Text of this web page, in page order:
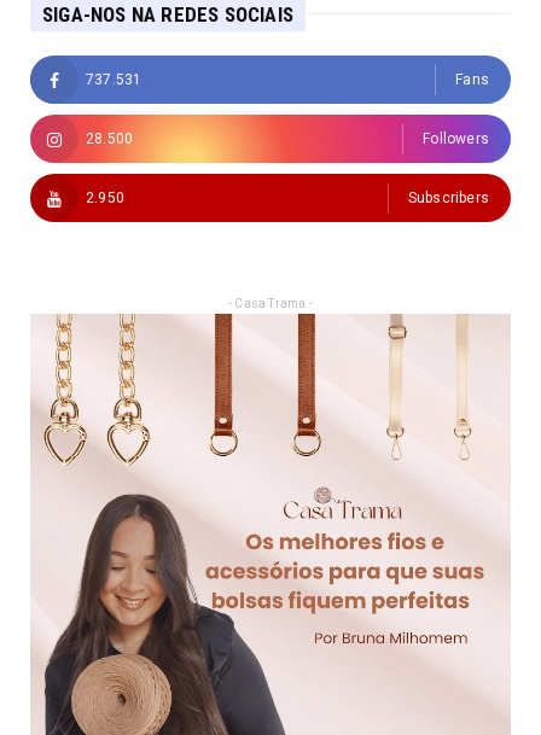
SIGA-NOS NA REDES SOCIAIS
737.531 Fans
28.500 Followers
2.950 Subscribers
- Casa Trama -